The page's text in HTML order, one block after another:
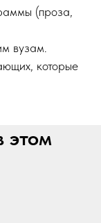
(проза,
вузам.
которые
этом